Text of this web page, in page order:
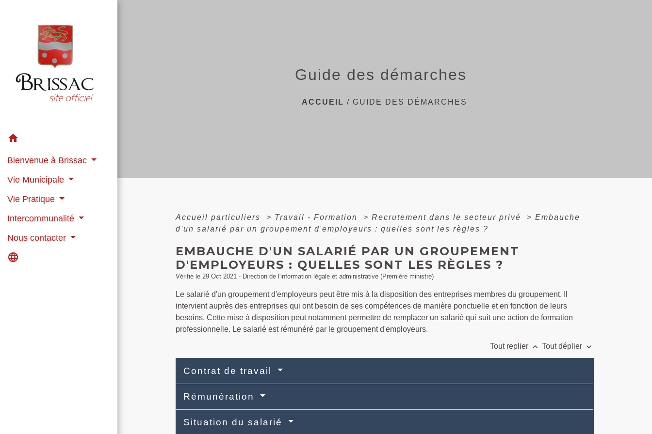
home
Bienvenue à Brissac
Vie Municipale
Vie Pratique
Intercommunalité
Nous contacter
language
Guide des démarches
ACCUEIL / GUIDE DES DÉMARCHES
Accueil particuliers > Travail - Formation > Recrutement dans le secteur privé > Embauche
d'un salarié par un groupement d'employeurs : quelles sont les règles ?
EMBAUCHE D'UN SALARIÉ PAR UN GROUPEMENT
D'EMPLOYEURS : QUELLES SONT LES RÈGLES ?
Vérifié le 29 Oct 2021 - Direction de l'information légale et administrative (Première ministre)
Le salarié d'un groupement d'employeurs peut être mis à la disposition des entreprises membres du groupement. Il
intervient auprès des entreprises qui ont besoin de ses compétences de manière ponctuelle et en fonction de leurs
besoins. Cette mise à disposition peut notamment permettre de remplacer un salarié qui suit une action de formation
professionnelle. Le salarié est rémunéré par le groupement d'employeurs.
Tout replier keyboard_arrow_up Tout déplier keyboard_arrow_down
Contrat de travail
Rémunération
Situation du salarié